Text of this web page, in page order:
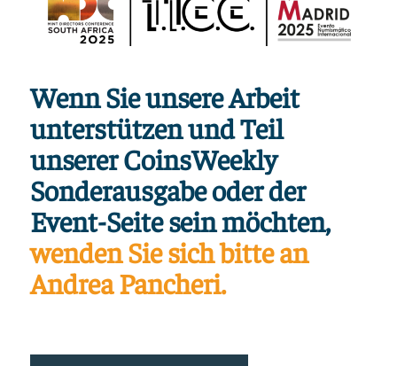
Wenn Sie unsere Arbeit
unterstützen und Teil
unserer CoinsWeekly
Sonderausgabe oder der
Event-Seite sein möchten,
wenden Sie sich bitte an
Andrea Pancheri.